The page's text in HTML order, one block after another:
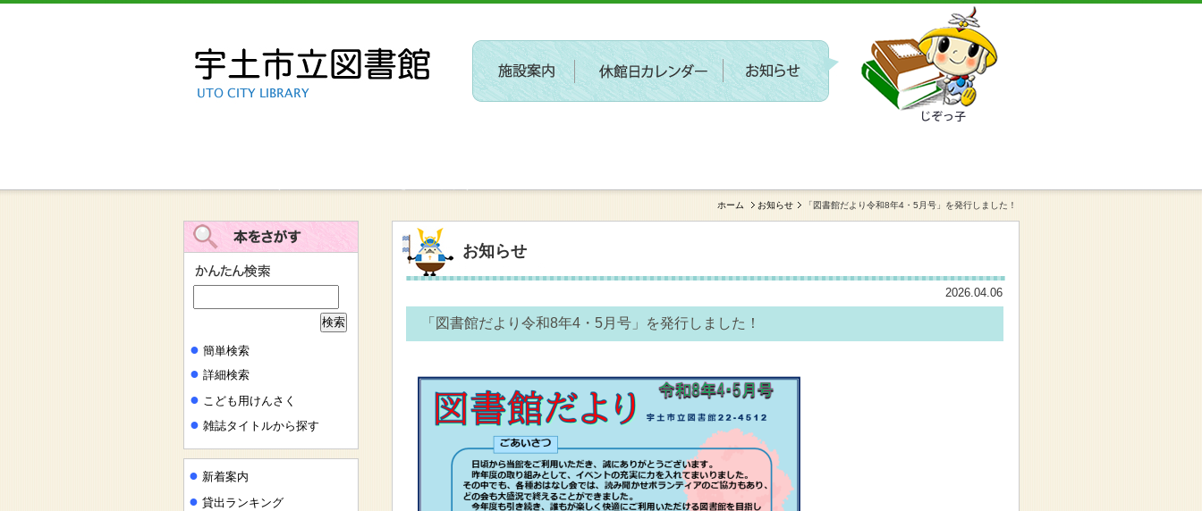
ホーム お知らせ 「図書館だより令和8年4・5月号」を発行しました！
お知らせ
2026.04.06
「図書館だより令和8年4・5月号」を発行しました！
● 簡単検索
● 詳細検索
● こども用けんさく
● 雑誌タイトルから探す
● 新着案内
● 貸出ランキング